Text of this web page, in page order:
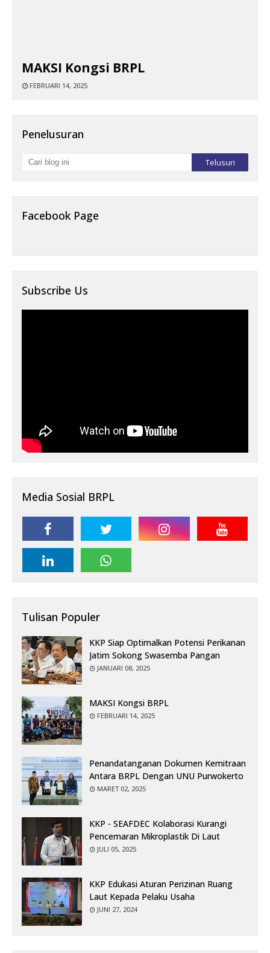
MAKSI Kongsi BRPL
FEBRUARI 14, 2025
Penelusuran
Facebook Page
Subscribe Us
Media Sosial BRPL
Tulisan Populer
KKP Siap Optimalkan Potensi Perikanan
Jatim Sokong Swasemba Pangan
JANUARI 08, 2025
MAKSI Kongsi BRPL
FEBRUARI 14, 2025
Penandatanganan Dokumen Kemitraan
Antara BRPL Dengan UNU Purwokerto
MARET 02, 2025
KKP - SEAFDEC Kolaborasi Kurangi
Pencemaran Mikroplastik Di Laut
JULI 05, 2025
KKP Edukasi Aturan Perizinan Ruang
Laut Kepada Pelaku Usaha
JUNI 27, 2024